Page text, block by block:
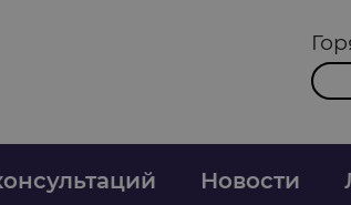
Новости